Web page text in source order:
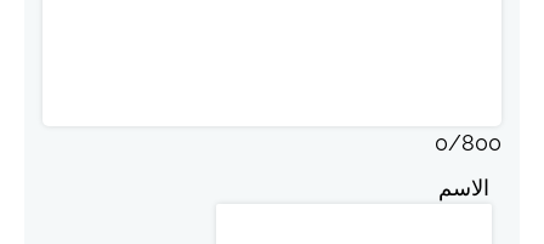
0/800
الاسم